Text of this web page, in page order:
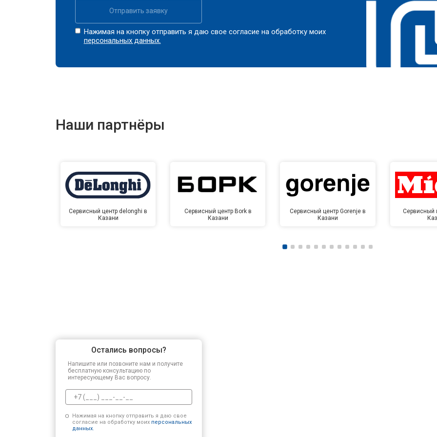
Отправить заявку
Нажимая на кнопку отправить я даю свое согласие на обработку моих
персональных данных.
Наши партнёры
Сервисный центр delonghi в
Казани
Сервисный центр Bork в
Казани
Сервисный центр Gorenje в
Казани
Сервисный
Остались вопросы?
Напишите или позвоните нам и получите
бесплатную консультацию по
интересующему Вас вопросу.
Нажимая на кнопку отправить я даю свое
согласие на обработку моих персональных
данных.